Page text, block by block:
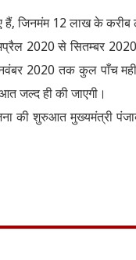
हैं, जिनमंम 12 लाख के करीब
अप्रैल 2020 से सितम्बर
2020 तक कुल पाँच
जल्द ही की जाएगी।
की शुरुआत मुख्यमंत्री